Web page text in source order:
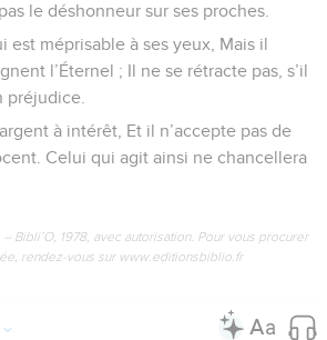
le déshonneur sur ses proches.
est méprisable à ses yeux, Mais il
l’Éternel ; Il ne se rétracte pas, s’il
préjudice.
à intérêt, Et il n’accepte pas de
Celui qui agit ainsi ne chancellera
Bibli’O, 1978, avec autorisation. Pour vous procurer
rendez-vous sur www.editionsbiblio.fr